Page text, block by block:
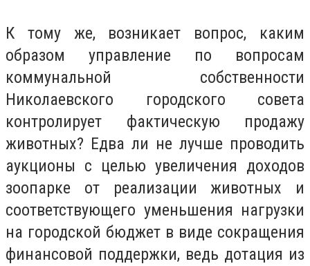
К тому же, возникает вопрос, каким
образом управление по вопросам
коммунальной собственности
Николаевского городского совета
контролирует фактическую продажу
животных? Едва ли не лучше проводить
аукционы с целью увеличения доходов
зоопарке от реализации животных и
соответствующего уменьшения нагрузки
на городской бюджет в виде сокращения
финансовой поддержки, ведь дотация из